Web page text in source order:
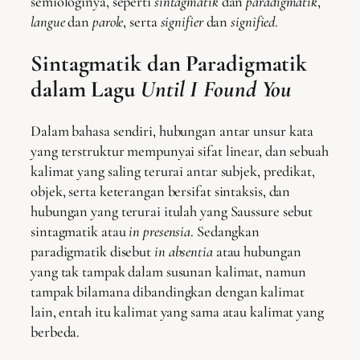
languedan parole, sertasignifierdansignified.
Sintagmatik dan Paradigmatik
dalam Lagu Until I Found You
Dalam bahasa sendiri, hubungan antar unsur kata
yang terstruktur mempunyai sifat linear, dan sebuah
kalimat yang saling terurai antar subjek, predikat,
objek, serta keterangan bersifat sintaksis, dan
hubungan yang terurai itulah yang Saussure sebut
sintagmatik atauin presensia. Sedangkan
paradigmatik disebut in absentiaatau hubungan
yang tak tampak dalam susunan kalimat, namun
tampak bilamana dibandingkan dengan kalimat
lain, entah itu kalimat yang sama atau kalimat yang
berbeda.